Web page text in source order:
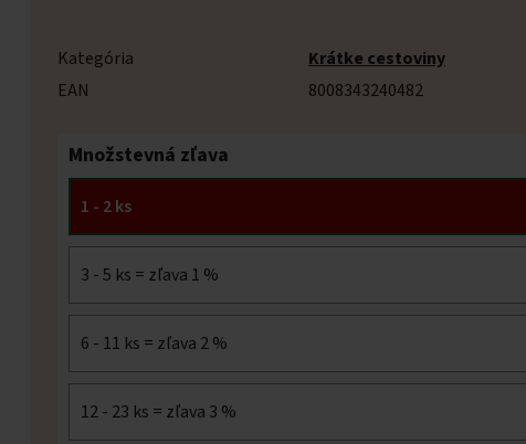
Kategória
Krátke cestoviny
EAN
8008343240482
Množstevná zľava
1 - 2 ks
3 - 5 ks = zľava 1 %
6 - 11 ks = zľava 2 %
12 - 23 ks = zľava 3 %